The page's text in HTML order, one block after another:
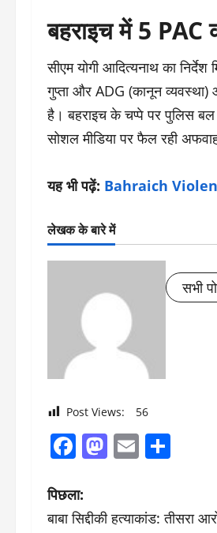
बहराइच में 5 PAC
सीएम योगी आदित्यनाथ का
गुप्ता और ADG (कानून
है। बहराइच के चप्पे पर पुलिस बल
सोशल मीडिया पर फैल रही
यह भी पढ़ें: Bahraich
लेखक के बारे में
सभी
Post Views: 56
Facebook
Mastodon
Email
पो
पिछला:
बाबा सिद्दीकी हत्याकांड: